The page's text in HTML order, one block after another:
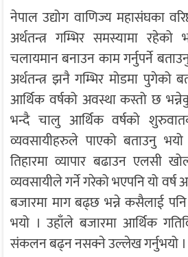
नेपाल उद्योग वाणिज्य महासंघका
अर्थतन्त्र गम्भिर समस्यामा रहेको
चलायमान बनाउन काम गर्नुपर्ने
अर्थतन्त्र झनै गम्भिर मोडमा पुगेको
आर्थिक वर्षको अवस्था कस्तो छ
भन्दै चालु आर्थिक वर्षको
व्यवसायीहरुले पाएको बताउनु
तिहारमा व्यापार बढाउन एलसी
व्यवसायीले गर्ने गरेको भएपनि यो वर्ष
बजारमा माग बढ्छ भन्ने कसैलाई
भयो । उहाँले बजारमा आर्थिक
संकलन बढ्न नसक्ने उल्लेख गर्नुभयो ।